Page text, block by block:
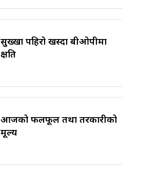
सुख्खा पहिरो खस्दा बीओपीमा
क्षति
आजको फलफूल तथा तरकारीको
मूल्य